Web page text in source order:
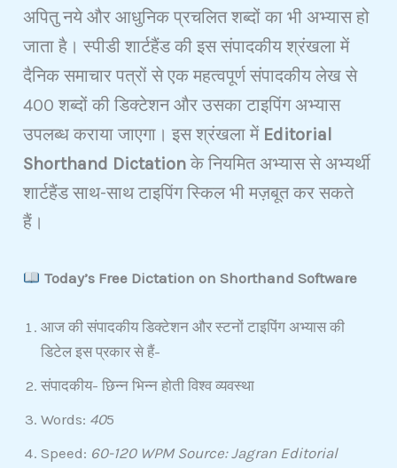
अपितु नये और आधुनिक प्रचलित शब्दों का भी अभ्यास हो
जाता है। स्पीडी शार्टहैंड की इस संपादकीय श्रंखला में
दैनिक समाचार पत्रों से एक महत्वपूर्ण संपादकीय लेख से
400 शब्दों की डिक्टेशन और उसका टाइपिंग अभ्यास
उपलब्ध कराया जाएगा। इस श्रंखला में Editorial
Shorthand Dictationके नियमित अभ्यास से अभ्यर्थी
शार्टहैंड साथ-साथ टाइपिंग स्किल भी मज़बूत कर सकते
हैं।
Today’s Free Dictation on Shorthand Software
आज की संपादकीय डिक्टेशन और स्टनों टाइपिंग अभ्यास की
डिटेल इस प्रकार से हैं-
संपादकीय- छिन्न भिन्न होती विश्व व्यवस्था
Words: 405
Speed: 60-120 WPM Source: Jagran Editorial